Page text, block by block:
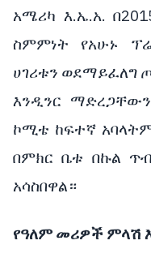
አሜሪካ እ.ኤ.አ.
ስምምነት የአሁኑ
ሀገሪቱን ወደማይፈለግ
እንዲንር
ኮሚቴ ከፍተኛ
በምክር ቤቱ በኩል
አሳስበዋል።
የዓለም መሪዎች ምላሽ